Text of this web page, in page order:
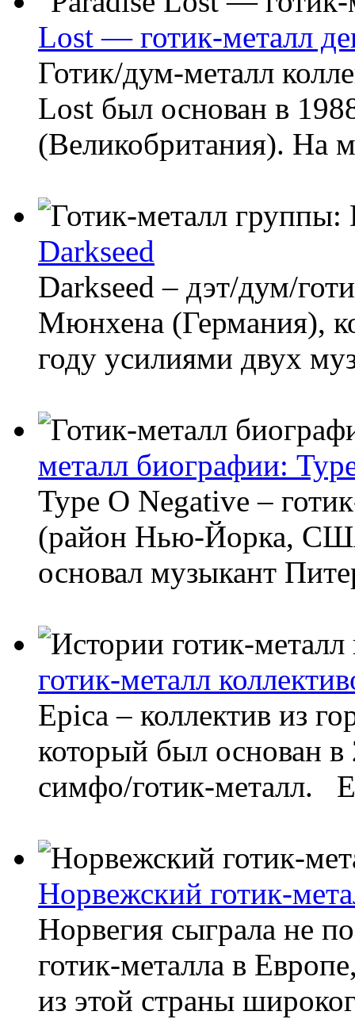
Lost — готик-металл
Готик/дум-металл
Lost был основан в
(Великобритания). На
Darkseed
Darkseed – дэт/дум/
Мюнхена (Германия),
году усилиями двух
металл биографии:
Type O Negative –
(район Нью-Йорка,
основал музыкант
готик-металл
Epica – коллектив из
который был основан в
симфо/готик-металл.
Норвежский готик-
Норвегия сыграла не
готик-металла в
из этой страны